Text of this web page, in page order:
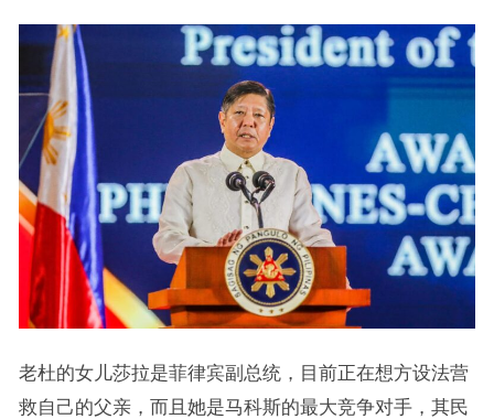
老杜的女儿莎拉是菲律宾副总统，目前正在想方设法营
救自己的父亲，而且她是马科斯的最大竞争对手，其民